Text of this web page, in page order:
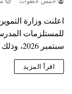
للمستلزمات
سبتمبر 2026، وذلك بتخفيضات تصل الي 30 %…
اقرأ المزيد